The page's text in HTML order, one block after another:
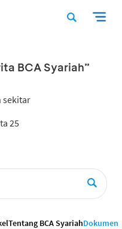
BCA Syariah”
sekitar
25
Tentang BCA SyariahDokumen